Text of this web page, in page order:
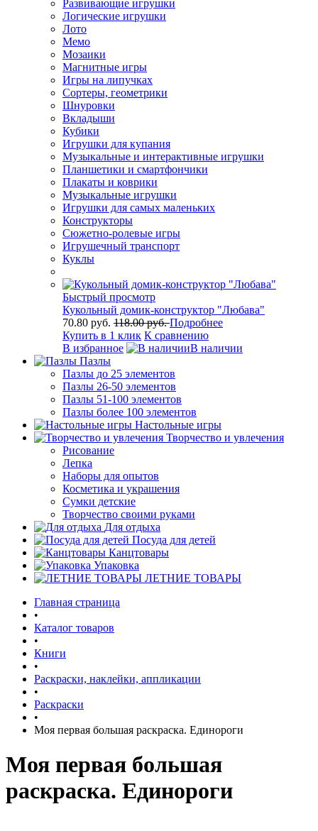
Развивающие игрушки
Логические игрушки
Лото
Мемо
Мозаики
Магнитные игры
Игры на липучках
Сортеры, геометрики
Шнуровки
Вкладыши
Кубики
Игрушки для купания
Музыкальные и интерактивные игрушки
Планшетики и смартфончики
Плакаты и коврики
Музыкальные игрушки
Игрушки для самых маленьких
Конструкторы
Сюжетно-ролевые игры
Игрушечный транспорт
Куклы
Быстрый просмотр
Кукольный домик-конструктор "Любава"
70.80 руб. 118.00 руб.Подробнее
Купить в 1 клик К сравнению
В избранное
В наличии
Пазлы
Пазлы до 25 элементов
Пазлы 26-50 элементов
Пазлы 51-100 элементов
Пазлы более 100 элементов
Настольные игры
Творчество и увлечения
Рисование
Лепка
Наборы для опытов
Косметика и украшения
Сумки детские
Творчество своими руками
Для отдыха
Посуда для детей
Канцтовары
Упаковка
ЛЕТНИЕ ТОВАРЫ
Главная страница
•
Каталог товаров
•
Книги
•
Раскраски, наклейки, аппликации
•
Раскраски
•
Моя первая большая раскраска. Единороги
Моя первая большая
раскраска. Единороги